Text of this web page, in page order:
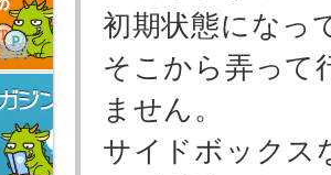
初期状態になっ
そこから弄って
ません。
サイドボックス